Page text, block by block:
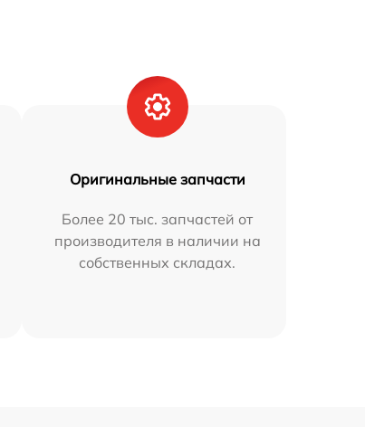
Оригинальные запчасти
Более 20 тыс. запчастей от
производителя в наличии на
собственных складах.